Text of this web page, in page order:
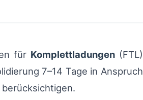
für Komplettladungen (FTL)
7–14 Tage in Anspruch